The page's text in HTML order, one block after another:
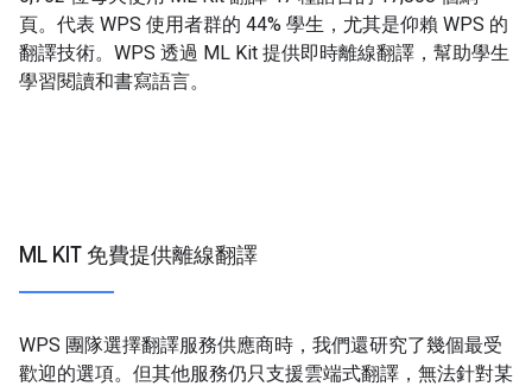
頁。代表 WPS 使用者群的 44% 學生，尤其是仰賴 WPS 的
翻譯技術。WPS 透過 ML Kit 提供即時離線翻譯，幫助學生
學習閱讀和書寫語言。
ML KIT 免費提供離線翻譯
WPS 團隊選擇翻譯服務供應商時，我們還研究了幾個最受
歡迎的選項。但其他服務仍只支援雲端式翻譯，無法針對某